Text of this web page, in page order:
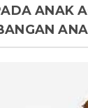
ANAK